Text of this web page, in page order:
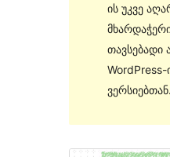
ის უკვე
თავსებადი
WordPress-
ვერსიებთან.